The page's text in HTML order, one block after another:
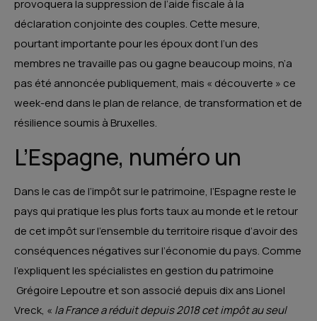
provoquera la suppression de l’aide fiscale à la
déclaration conjointe des couples. Cette mesure,
pourtant importante pour les époux dont l’un des
membres ne travaille pas ou gagne beaucoup moins, n’a
pas été annoncée publiquement, mais « découverte » ce
week-end dans le plan de relance, de transformation et de
résilience soumis à Bruxelles.
L’Espagne, numéro un
Dans le cas de l’impôt sur le patrimoine, l’Espagne reste le
pays qui pratique les plus forts taux au monde et le retour
de cet impôt sur l’ensemble du territoire risque d’avoir des
conséquences négatives sur l’économie du pays. Comme
l’expliquent les spécialistes en gestion du patrimoine
Grégoire Lepoutre et son associé depuis dix ans Lionel
Vreck, « la France a réduit depuis 2018 cet impôt au seul